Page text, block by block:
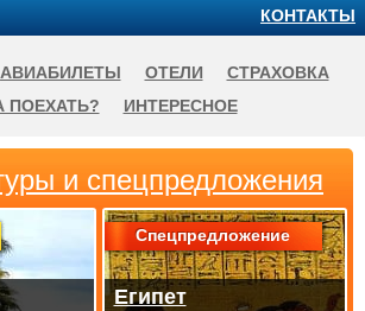
и спецпредложения
Спецпредложение
Египет
КОНТАКТЫ
АВИАБИЛЕТЫ ОТЕЛИ
СТРАХОВКА
ПОЕХАТЬ?
ИНТЕРЕСНОЕ